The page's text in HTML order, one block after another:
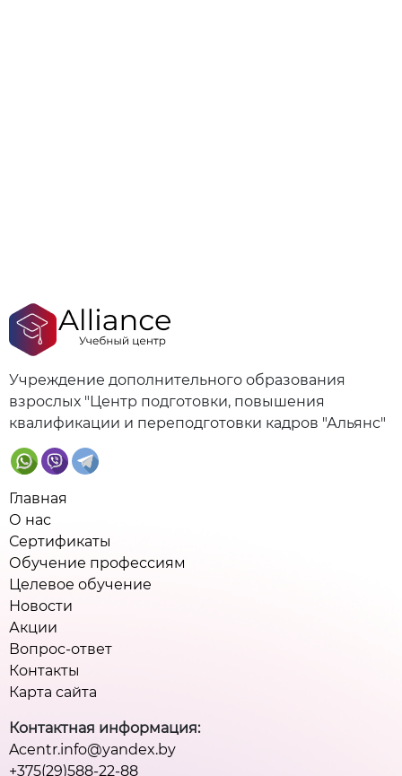
Учреждение дополнительного образования
взрослых "Центр подготовки, повышения
квалификации и переподготовки кадров "Альянс"
Главная
О нас
Сертификаты
Обучение профессиям
Целевое обучение
Новости
Акции
Вопрос-ответ
Контакты
Карта сайта
Контактная информация:
Acentr.info@yandex.by
+375(29)588-22-88